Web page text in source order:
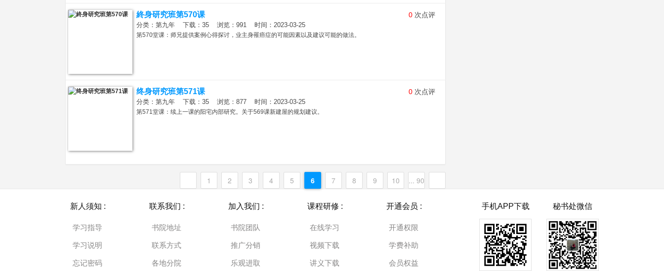
经
0 次点评
終身研究班第570课
分类：第九年 下载：35 浏览：991 时间：2023-03-25
第570堂课：师兄提供案例心得探讨，业主身罹癌症的可能因素以及建议可能的做法。
0 次点评
终身研究班第571课
分类：第九年 下载：35 浏览：877 时间：2023-03-25
第571堂课：续上一课的阳宅内部研究。关于569课新建屋的规划建议。
1 2 3 4 5 6 7 8 9 10 ... 90
新人须知 :
学习指导
学习说明
忘记密码
联系我们 :
书院地址
联系方式
各地分院
加入我们 :
书院团队
推广分销
乐观进取
课程研修 :
在线学习
视频下载
讲义下载
开通会员 :
开通权限
学费补助
会员权益
秘书处微信
手机APP下载